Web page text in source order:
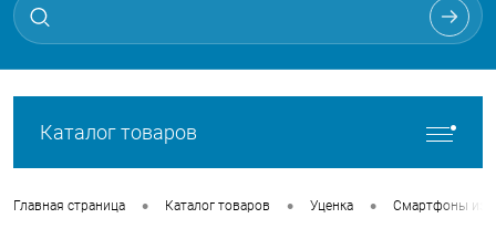
Каталог товаров
Главная страница • Каталог товаров • Уценка • Смартфоны из
Разбейте
без переплат